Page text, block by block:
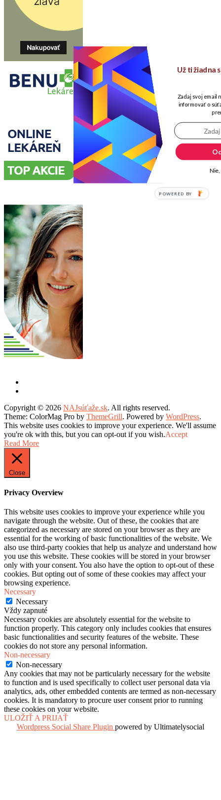
Copyright © 2026 NAJsúťaže.sk. All rights reserved.
Theme: ColorMag Pro by ThemeGrill. Powered by WordPress.
This website uses cookies to improve your experience. We'll assume
you're ok with this, but you can opt-out if you wish.Accept
Read More
Close
Privacy Overview
This website uses cookies to improve your experience while you
navigate through the website. Out of these, the cookies that are
categorized as necessary are stored on your browser as they are
essential for the working of basic functionalities of the website. We
also use third-party cookies that help us analyze and understand how
you use this website. These cookies will be stored in your browser
only with your consent. You also have the option to opt-out of these
cookies. But opting out of some of these cookies may affect your
browsing experience.
Necessary
Necessary
Vždy zapnuté
Necessary cookies are absolutely essential for the website to
function properly. This category only includes cookies that ensures
basic functionalities and security features of the website. These
cookies do not store any personal information.
Non-necessary
Non-necessary
Any cookies that may not be particularly necessary for the website
to function and is used specifically to collect user personal data via
analytics, ads, other embedded contents are termed as non-necessary
cookies. It is mandatory to procure user consent prior to running
these cookies on your website.
ULOŽIŤ A PRIJAŤ
Wordpress Social Share Plugin powered by Ultimatelysocial
Už ti žiadna
Zadaj svoj email
informovať o